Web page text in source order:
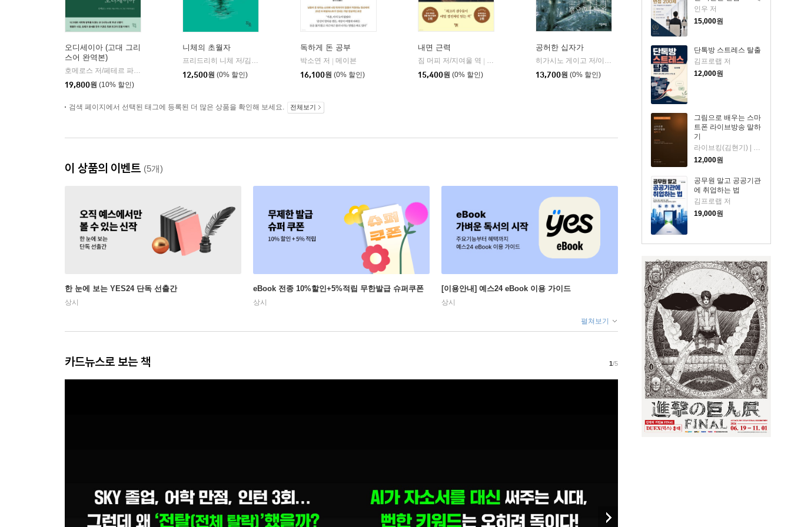
인우 저
15,000원
단톡방 스트레스 탈출
김프로랩 저
12,000원
그림으로 배우는 스마
트폰 라이브방송 말하
기
12,000원
공무원 말고 공공기관
에 취업하는 법
김프로랩 저
19,000원
오디세이아 (고대 그리
스어 완역본)
| 현대지성
19,800원 (10% 할인)
니체의 초월자
12,500원 (0% 할인)
독하게 돈 공부
박소연 저 | 메이븐
16,100원 (0% 할인)
내면 근력
짐 머피 저/지여울 역 |
15,400원 (0% 할인)
공허한 십자가
자음과모음
13,700원 (0% 할인)
검색 페이지에서 선택된 태그에 등록된 더 많은 상품을 확인해 보세요. 전체보기
이 상품의 이벤트 (5개)
한 눈에 보는 YES24 단독 선출간
상시
eBook 전종 10%할인+5%적립 무한발급 슈퍼쿠폰
상시
[이용안내] 예스24 eBook 이용 가이드
상시
펼쳐보기
카드뉴스로 보는 책 1/5